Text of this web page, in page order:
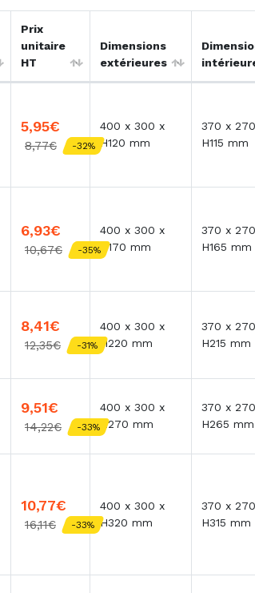
Prix
unitaire
HT
Dimensions
extérieures
5,95€
8,77€ -32%
400 x 300 x
H120 mm
370 x
H115 mm
6,93€
10,67€ -35%
400 x 300 x
H170 mm
370 x
H165 mm
8,41€
12,35€ -31%
400 x 300 x
H220 mm
370 x
H215 mm
9,51€
14,22€ -33%
400 x 300 x
H270 mm
370 x
H265 mm
10,77€
16,11€ -33%
400 x 300 x
H320 mm
370 x
H315 mm